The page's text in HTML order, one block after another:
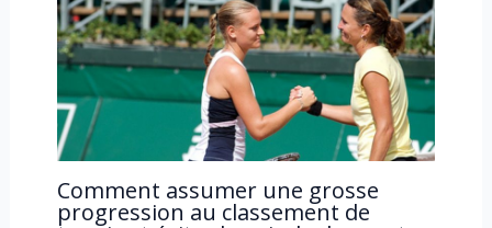
Comment assumer une grosse
progression au classement de